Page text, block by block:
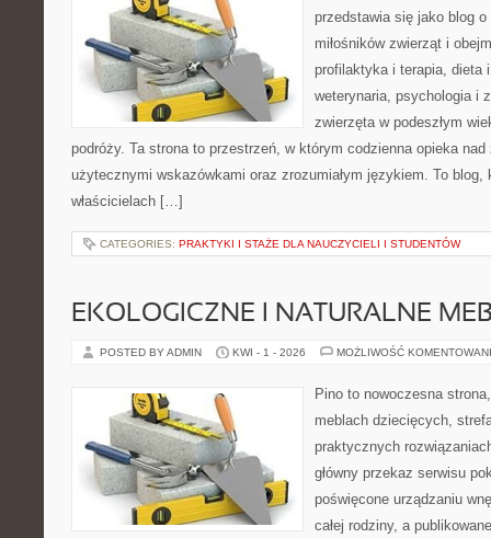
przedstawia się jako blog
miłośników zwierząt i
profilaktyka i terapia, dieta
weterynaria, psychologia i
zwierzęta w podeszłym
podróży. Ta strona to przestrzeń, w którym codzienna opieka
użytecznymi wskazówkami oraz zrozumiałym językiem. To blog,
właścicielach […]
CATEGORIES: PRAKTYKI I STAŻE DLA NAUCZYCIELI I STUDENTÓW
EKOLOGICZNE I NATURALNE
POSTED BY ADMIN KWI - 1 - 2026 MOŻLIWOŚĆ
Pino to nowoczesna
meblach dziecięcych,
praktycznych
główny przekaz serwisu
poświęcone urządzaniu
całej rodziny, a